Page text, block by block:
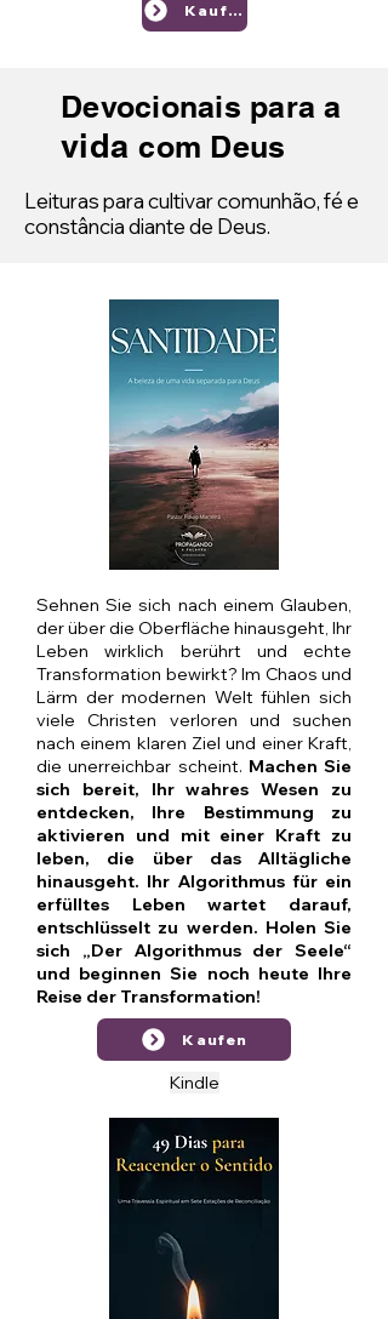
Kaufen
Devocionais para a
vidacom Deus
Leituras para cultivar comunhão, fé e
constância diante de Deus.
Sehnen Sie sich nach einem Glauben,
der über die Oberfläche hinausgeht, Ihr
Leben wirklich berührt und echte
Transformation bewirkt? Im Chaos und
Lärm der modernen Welt fühlen sich
viele Christen verloren und suchen
nach einem klaren Ziel und einer Kraft,
die unerreichbar scheint. Machen Sie
sich bereit, Ihr wahres Wesen zu
entdecken, Ihre Bestimmung zu
aktivieren und mit einer Kraft zu
leben, die über das Alltägliche
hinausgeht. Ihr Algorithmus für ein
erfülltes Leben wartet darauf,
entschlüsselt zu werden. Holen Sie
sich „Der Algorithmus der Seele“
und beginnen Sie noch heute Ihre
Reise der Transformation!
Kaufen
Kindle